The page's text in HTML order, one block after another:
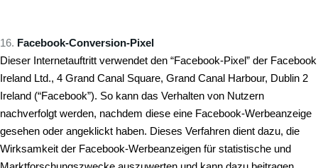
Facebook-Conversion-Pixel
Dieser Internetauftritt verwendet den “Facebook-Pixel” der Facebook
Ireland Ltd., 4 Grand Canal Square, Grand Canal Harbour, Dublin 2
Ireland (“Facebook”). So kann das Verhalten von Nutzern
nachverfolgt werden, nachdem diese eine Facebook-Werbeanzeige
gesehen oder angeklickt haben. Dieses Verfahren dient dazu, die
Wirksamkeit der Facebook-Werbeanzeigen für statistische und